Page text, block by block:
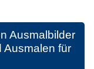
Ausmalbilder
Ausmalen für